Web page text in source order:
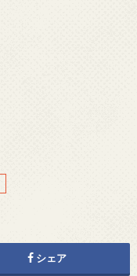
シェア